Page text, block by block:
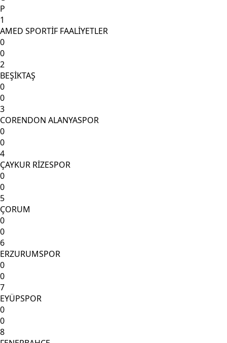
P
1
AMED SPORTİF FAALİYETLER
0
0
2
BEŞİKTAŞ
0
0
3
CORENDON ALANYASPOR
0
0
4
ÇAYKUR RİZESPOR
0
0
5
ÇORUM
0
0
6
ERZURUMSPOR
0
0
7
EYÜPSPOR
0
0
8